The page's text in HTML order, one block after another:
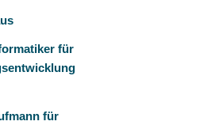
für
für